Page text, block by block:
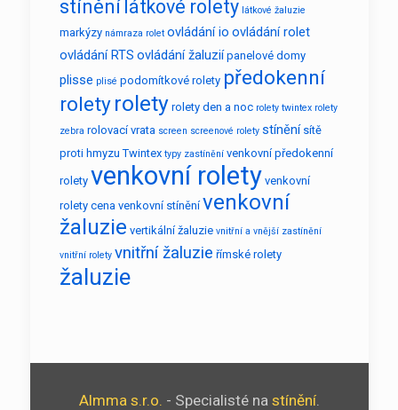
stínění látkové rolety látkové žaluzie
markýzy námraza rolet ovládání io ovládání rolet
ovládání RTS ovládání žaluzií panelové domy
plisse plisé podomítkové rolety předokenní
rolety rolety rolety den a noc rolety twintex rolety
zebra rolovací vrata screen screenové rolety stínění sítě
proti hmyzu Twintex typy zastínění venkovní předokenní
rolety venkovní rolety venkovní
rolety cena venkovní stínění venkovní
žaluzie vertikální žaluzie vnitřní a vnější zastínění
vnitřní rolety vnitřní žaluzie římské rolety
žaluzie
Almma s.r.o. - Specialisté na stínění.